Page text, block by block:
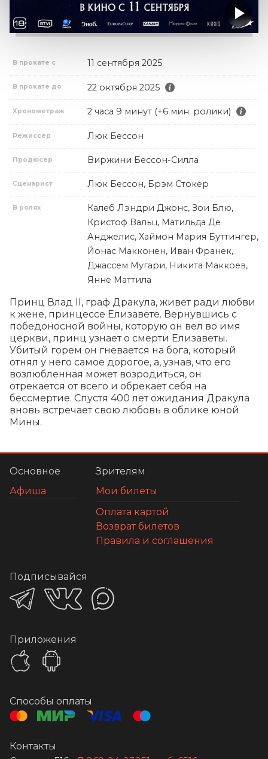
В прокате с 11 сентября 2025
В прокате до 22 октября 2025
Хронометраж 2 часа 9 минут (+6 мин. ролики)
Режиссер Люк Бессон
Продюсер Виржини Бессон-Силла
Сценарист Люк Бессон, Брэм Стокер
В ролях
Калеб Лэндри Джонс, Зои Блю,
Кристоф Вальц, Матильда Де
Анджелис, Хаймон Мария Буттингер,
Йонас Макконен, Иван Франек,
Джассем Мугари, Никита Маккоев,
Янне Маттила
Принц Влад II, граф Дракула, живет ради любви
к жене, принцессе Елизавете. Вернувшись с
победоносной войны, которую он вел во имя
церкви, принц узнает о смерти Елизаветы.
Убитый горем он гневается на бога, который
отнял у него самое дорогое, а, узнав, что его
возлюбленная может возродиться, он
отрекается от всего и обрекает себя на
бессмертие. Спустя 400 лет ожидания Дракула
вновь встречает свою любовь в облике юной
Мины.
Основное
Афиша
Зрителям
Мои билеты
Оплата картой
Возврат билетов
Правила и соглашения
Подписывайся
Приложения
Способы оплаты
Контакты